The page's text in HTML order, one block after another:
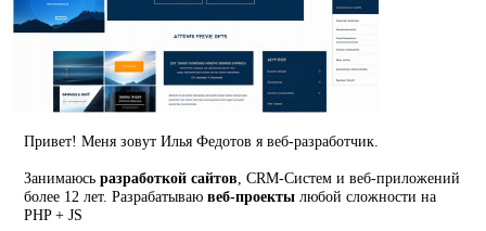
Привет! Меня зовут Илья Федотов я веб-разработчик.
Занимаюсьразработкой сайтов, CRM-Систем и веб-приложений
более 12 лет. Разрабатываювеб-проекты любой сложности на
PHP + JS